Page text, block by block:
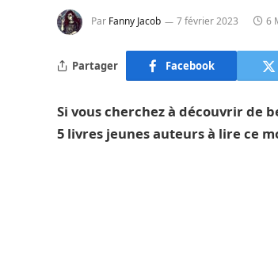
Par Fanny Jacob 7 février 2023 6
Partager Facebook
Si vous cherchez à découvrir de
5 livres jeunes auteurs à lire ce